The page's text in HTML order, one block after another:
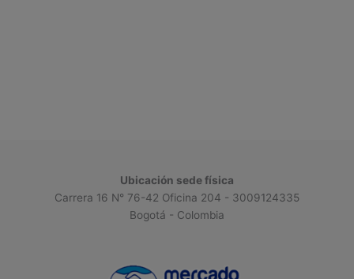
Ubicación sede física
Carrera 16 N° 76-42 Oficina 204 - 3009124335
Bogotá - Colombia